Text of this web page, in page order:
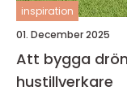
inspiration
01. December 2025
Att bygga
hustillverkare